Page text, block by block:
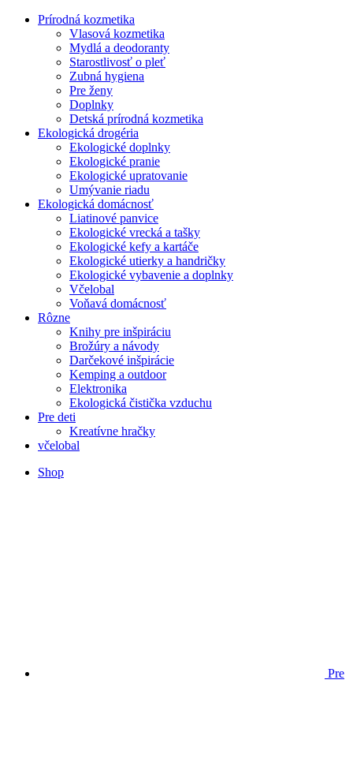
Prírodná kozmetika
Vlasová kozmetika
Mydlá a deodoranty
Starostlivosť o pleť
Zubná hygiena
Pre ženy
Doplnky
Detská prírodná kozmetika
Ekologická drogéria
Ekologické doplnky
Ekologické pranie
Ekologické upratovanie
Umývanie riadu
Ekologická domácnosť
Liatinové panvice
Ekologické vrecká a tašky
Ekologické kefy a kartáče
Ekologické utierky a handričky
Ekologické vybavenie a doplnky
Včelobal
Voňavá domácnosť
Rôzne
Knihy pre inšpiráciu
Brožúry a návody
Darčekové inšpirácie
Kemping a outdoor
Elektronika
Ekologická čistička vzduchu
Pre deti
Kreatívne hračky
včelobal
Shop
Pre